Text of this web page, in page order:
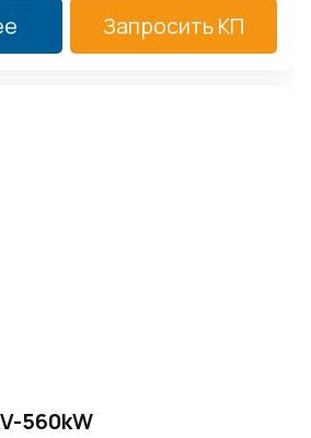
Запросить КП
560kW